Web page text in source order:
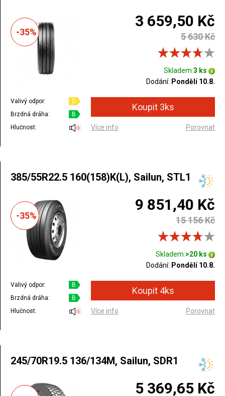
-35%
3 659,50 Kč
5 630 Kč
Skladem:3 ks
Dodání: Pondělí 10.8.
Valivý odpor:
D
Brzdná dráha:
B
Hlučnost:
Více info Porovnat
385/55R22.5 160(158)K(L), Sailun, STL1
-35%
9 851,40 Kč
15 156 Kč
Skladem:>20 ks
Dodání: Pondělí 10.8.
Valivý odpor:
B
Brzdná dráha:
B
Hlučnost:
Více info Porovnat
245/70R19.5 136/134M, Sailun, SDR1
5 369,65 Kč